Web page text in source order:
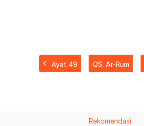
Ayat 49 QS. Ar-Rum
Rekomendasi